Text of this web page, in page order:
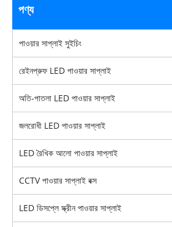
পণ্য
পাওয়ার সাপ্লাই সুইচিং
রেইনপ্রুফ LED পাওয়ার সাপ্লাই
অতি-পাতলা LED পাওয়ার সাপ্লাই
জলরোধী LED পাওয়ার সাপ্লাই
LED রৈখিক আলো পাওয়ার সাপ্লাই
CCTV পাওয়ার সাপ্লাই বক্স
LED ডিসপ্লে স্ক্রীন পাওয়ার সাপ্লাই